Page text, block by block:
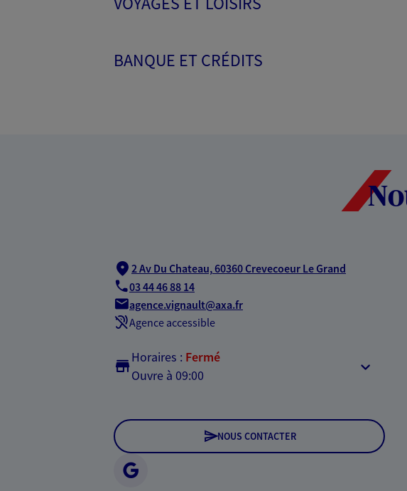
BANQUE ET CRÉDITS
2 Av Du Chateau,60360 Crevecoeur Le Grand
03 44 46 88 14
agence.vignault@axa.fr
Agence accessible
Horaires : Fermé
Ouvre à 09:00
NOUS CONTACTER